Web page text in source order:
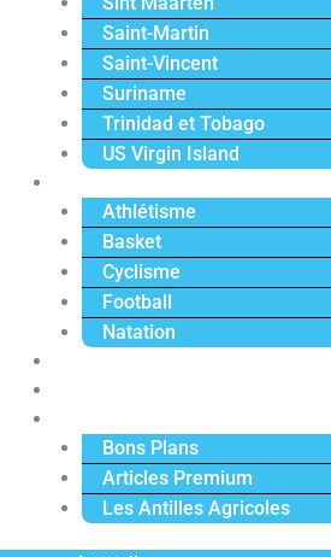
Saint-Martin
Saint-Vincent
Suriname
Trinidad et Tobago
US Virgin Island
Athlétisme
Basket
Cyclisme
Football
Natation
Bons Plans
Articles Premium
Les Antilles Agricoles